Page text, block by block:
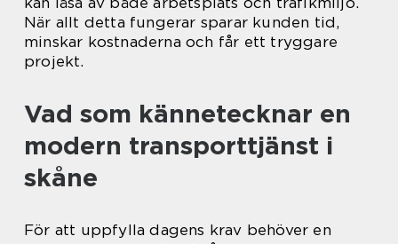
När allt detta fungerar sparar kunden tid,
minskar kostnaderna och får ett tryggare
projekt.
Vad som kännetecknar en
modern transporttjänst i
skåne
För att uppfylla dagens krav behöver en